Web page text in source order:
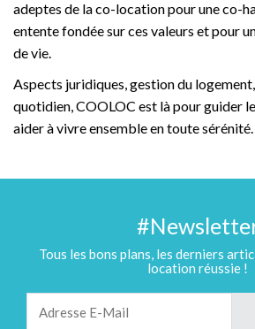
adeptes de la co-location pour une co-
entente fondée sur ces valeurs et pour
de vie.
Aspects juridiques, gestion du
quotidien, COOLOC est là pour guider
aider à vivre ensemble en toute sérénité.
Tous les bons plans, les derniers
location réussie !